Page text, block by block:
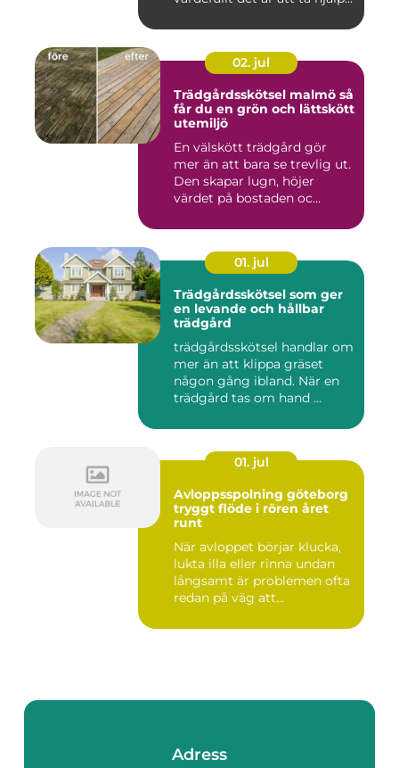
02. jul
Trädgårdsskötsel malmö så
får du en grön och lättskött
utemiljö
En välskött trädgård gör
mer än att bara se trevlig ut.
Den skapar lugn, höjer
värdet på bostaden oc...
01. jul
Trädgårdsskötsel som ger
en levande och hållbar
trädgård
trädgårdsskötsel handlar om
mer än att klippa gräset
någon gång ibland. När en
trädgård tas om hand ...
01. jul
Avloppsspolning göteborg
tryggt flöde i rören året
runt
När avloppet börjar klucka,
lukta illa eller rinna undan
långsamt är problemen ofta
redan på väg att...
Adress